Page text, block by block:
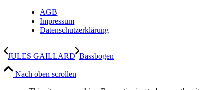
AGB
Impressum
Datenschutzerklärung
JULES GAILLARD Bassbogen
Nach oben scrollen